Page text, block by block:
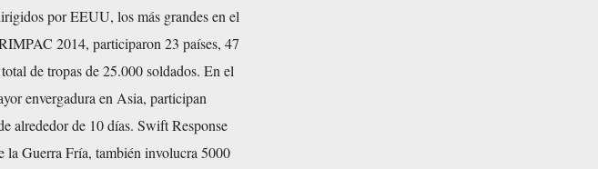
por EEUU, los más grandes en el
2014, participaron 23 países, 47
de tropas de 25.000 soldados. En el
envergadura en Asia, participan
alrededor de 10 días. Swift Response
la Guerra Fría, también involucra 5000